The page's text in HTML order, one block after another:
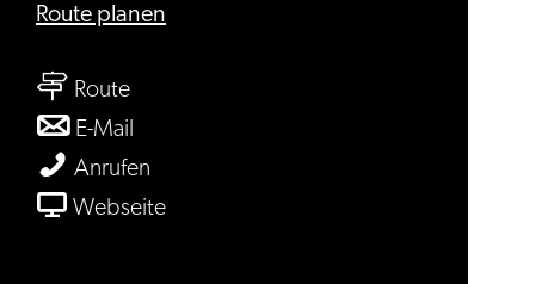
Route planen
Routebis
Bastion
Hotel
Leiden/Oegstgeest
E-Mail
Bastion
Hotel
Anrufen
Hotel
Webseiteab